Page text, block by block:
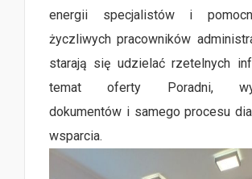
energii specjalistów i
życzliwych pracowników
starają się udzielać rzetelnych
temat oferty Poradni,
dokumentów i samego procesu
wsparcia.